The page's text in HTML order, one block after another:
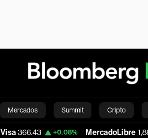
Mercados Summit Cripto
Economía Estilo de vida
+0.08% MercadoLibre 1,884.47